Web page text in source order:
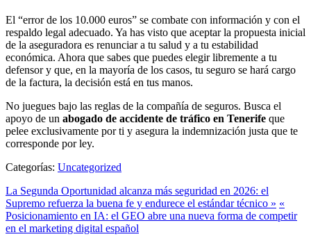
El “error de los 10.000 euros” se combate con información y con el
respaldo legal adecuado. Ya has visto que aceptar la propuesta inicial
de la aseguradora es renunciar a tu salud y a tu estabilidad
económica. Ahora que sabes que puedes elegir libremente a tu
defensor y que, en la mayoría de los casos, tu seguro se hará cargo
de la factura, la decisión está en tus manos.
No juegues bajo las reglas de la compañía de seguros. Busca el
apoyo de un abogado de accidente de tráfico en Tenerife que
pelee exclusivamente por ti y asegura la indemnización justa que te
corresponde por ley.
Categorías: Uncategorized
La Segunda Oportunidad alcanza más seguridad en 2026: el
Supremo refuerza la buena fe y endurece el estándar técnico » «
Posicionamiento en IA: el GEO abre una nueva forma de competir
en el marketing digital español